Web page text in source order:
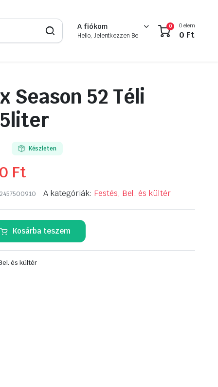
A fiókom
Hello, Jelentkezzen Be
0 0 elem
0 Ft
Season 52 Téli
Készleten
Ft
A kategóriák: Festés, Bel. és kültér
Kosárba teszem
és kültér